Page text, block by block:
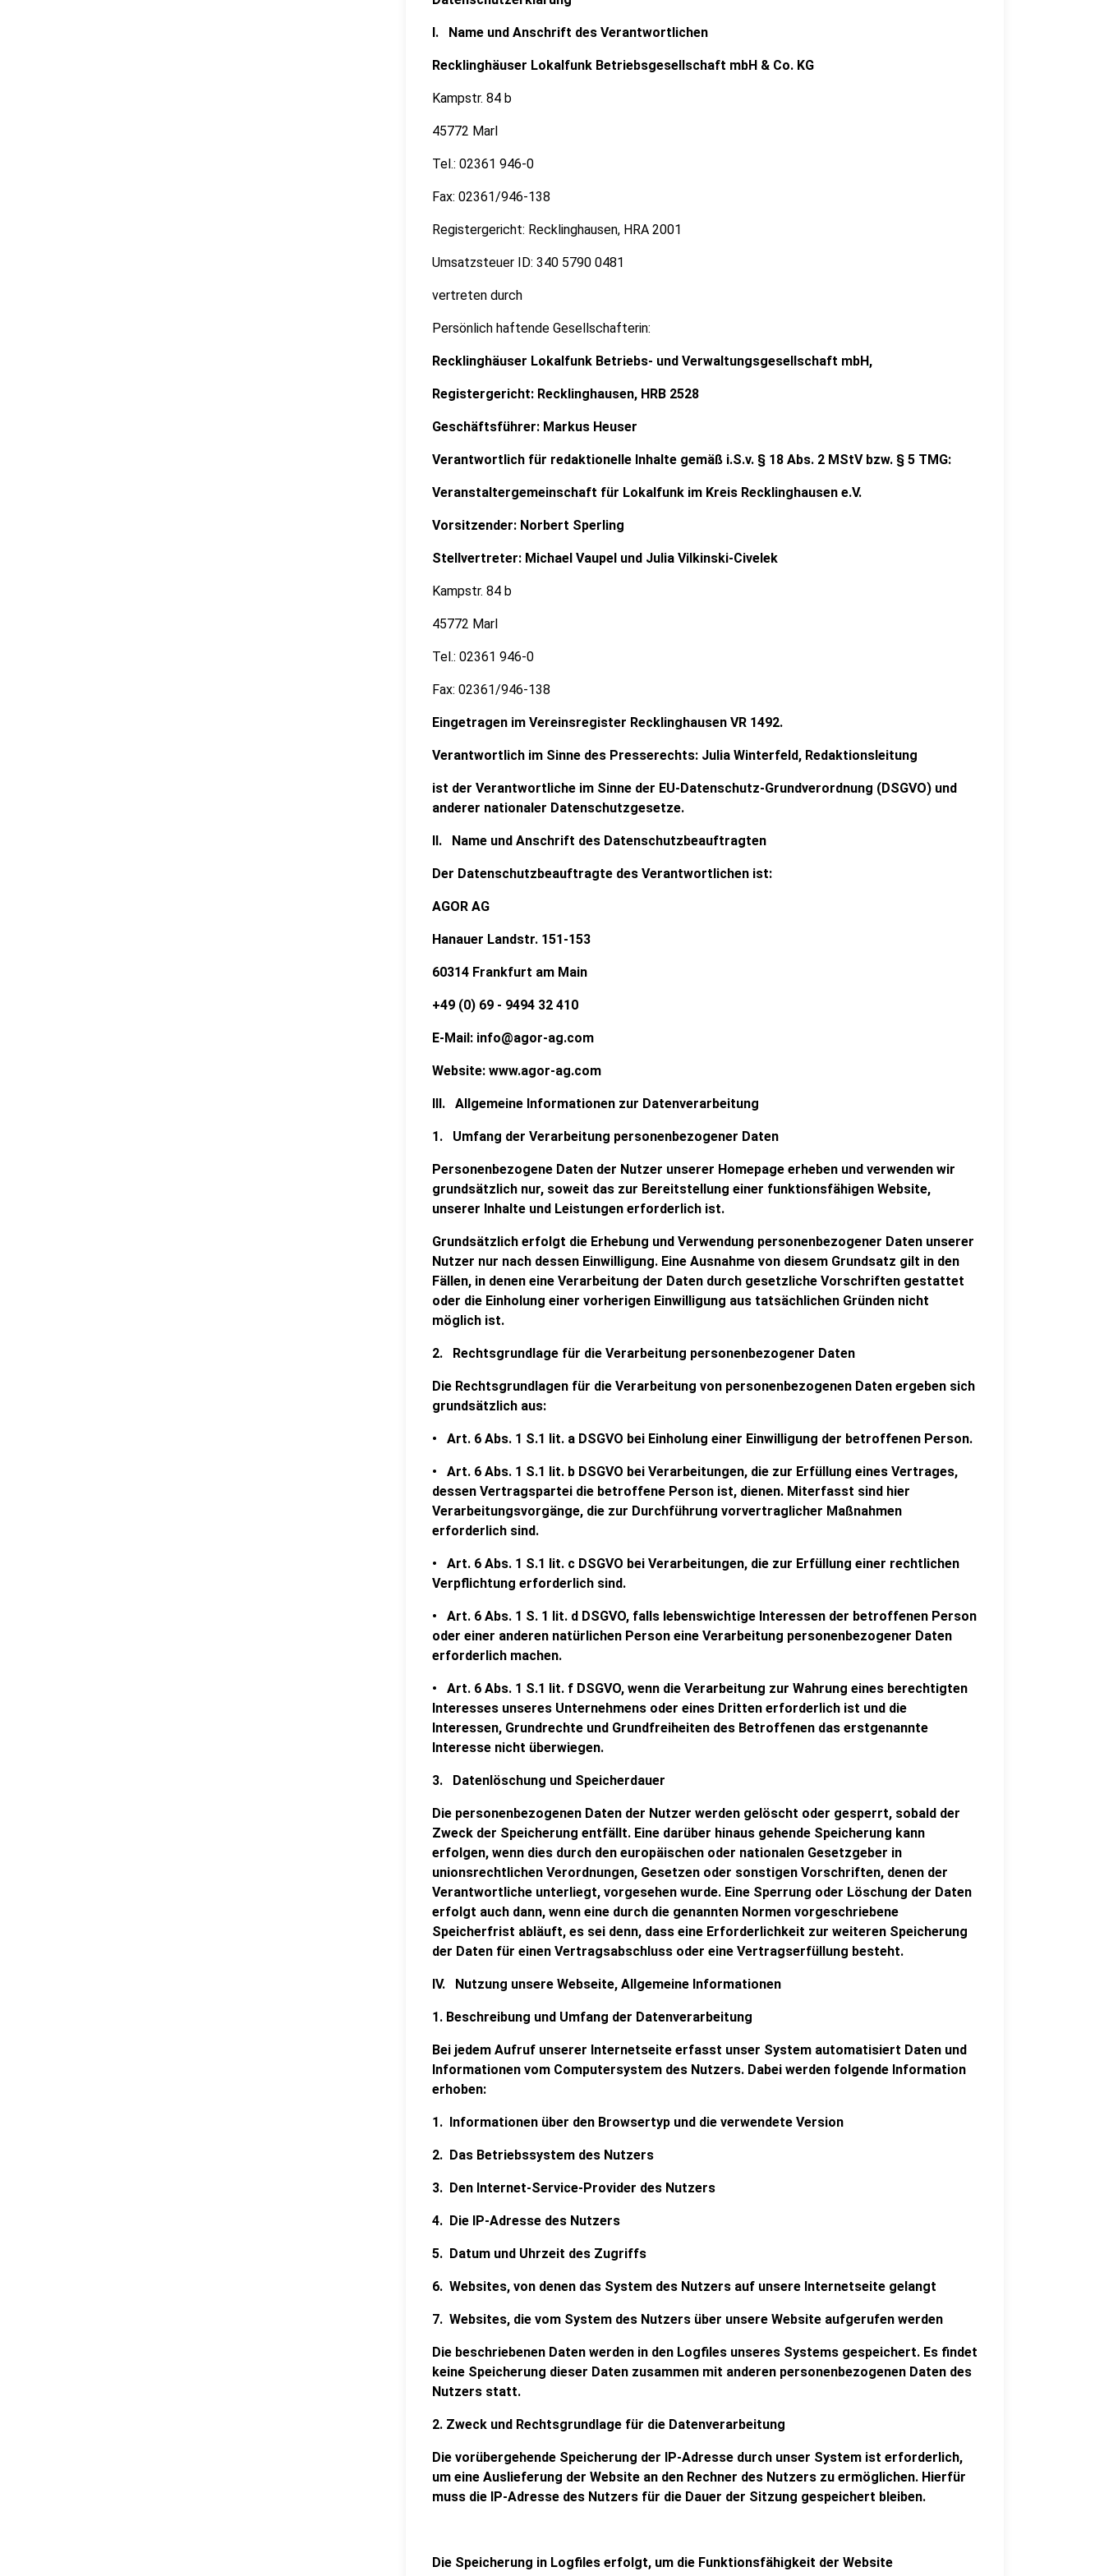
I. Name und Anschrift des Verantwortlichen
Recklinghäuser Lokalfunk Betriebsgesellschaft mbH & Co. KG
Kampstr. 84 b
45772 Marl
Tel.: 02361 946-0
Fax: 02361/946-138
Registergericht: Recklinghausen, HRA 2001
Umsatzsteuer ID: 340 5790 0481
vertreten durch
Persönlich haftende Gesellschafterin:
Recklinghäuser Lokalfunk Betriebs- und Verwaltungsgesellschaft mbH,
Registergericht: Recklinghausen, HRB 2528
Geschäftsführer: Markus Heuser
Verantwortlich für redaktionelle Inhalte gemäß i.S.v. § 18 Abs. 2 MStV bzw. § 5 TMG:
Veranstaltergemeinschaft für Lokalfunk im Kreis Recklinghausen e.V.
Vorsitzender: Norbert Sperling
Stellvertreter: Michael Vaupel und Julia Vilkinski-Civelek
Kampstr. 84 b
45772 Marl
Tel.: 02361 946-0
Fax: 02361/946-138
Eingetragen im Vereinsregister Recklinghausen VR 1492.
Verantwortlich im Sinne des Presserechts: Julia Winterfeld, Redaktionsleitung
ist der Verantwortliche im Sinne der EU-Datenschutz-Grundverordnung (DSGVO) und
anderer nationaler Datenschutzgesetze.
II. Name und Anschrift des Datenschutzbeauftragten
Der Datenschutzbeauftragte des Verantwortlichen ist:
AGOR AG
Hanauer Landstr. 151-153
60314 Frankfurt am Main
+49 (0) 69 - 9494 32 410
E-Mail: info@agor-ag.com
Website: www.agor-ag.com
III. Allgemeine Informationen zur Datenverarbeitung
1. Umfang der Verarbeitung personenbezogener Daten
Personenbezogene Daten der Nutzer unserer Homepage erheben und verwenden wir
grundsätzlich nur, soweit das zur Bereitstellung einer funktionsfähigen Website,
unserer Inhalte und Leistungen erforderlich ist.
Grundsätzlich erfolgt die Erhebung und Verwendung personenbezogener Daten unserer
Nutzer nur nach dessen Einwilligung. Eine Ausnahme von diesem Grundsatz gilt in den
Fällen, in denen eine Verarbeitung der Daten durch gesetzliche Vorschriften gestattet
oder die Einholung einer vorherigen Einwilligung aus tatsächlichen Gründen nicht
möglich ist.
2. Rechtsgrundlage für die Verarbeitung personenbezogener Daten
Die Rechtsgrundlagen für die Verarbeitung von personenbezogenen Daten ergeben sich
grundsätzlich aus:
• Art. 6 Abs. 1 S.1 lit. a DSGVO bei Einholung einer Einwilligung der betroffenen Person.
• Art. 6 Abs. 1 S.1 lit. b DSGVO bei Verarbeitungen, die zur Erfüllung eines Vertrages,
dessen Vertragspartei die betroffene Person ist, dienen. Miterfasst sind hier
Verarbeitungsvorgänge, die zur Durchführung vorvertraglicher Maßnahmen
erforderlich sind.
• Art. 6 Abs. 1 S.1 lit. c DSGVO bei Verarbeitungen, die zur Erfüllung einer rechtlichen
Verpflichtung erforderlich sind.
• Art. 6 Abs. 1 S. 1 lit. d DSGVO, falls lebenswichtige Interessen der betroffenen Person
oder einer anderen natürlichen Person eine Verarbeitung personenbezogener Daten
erforderlich machen.
• Art. 6 Abs. 1 S.1 lit. f DSGVO, wenn die Verarbeitung zur Wahrung eines berechtigten
Interesses unseres Unternehmens oder eines Dritten erforderlich ist und die
Interessen, Grundrechte und Grundfreiheiten des Betroffenen das erstgenannte
Interesse nicht überwiegen.
3. Datenlöschung und Speicherdauer
Die personenbezogenen Daten der Nutzer werden gelöscht oder gesperrt, sobald der
Zweck der Speicherung entfällt. Eine darüber hinaus gehende Speicherung kann
erfolgen, wenn dies durch den europäischen oder nationalen Gesetzgeber in
unionsrechtlichen Verordnungen, Gesetzen oder sonstigen Vorschriften, denen der
Verantwortliche unterliegt, vorgesehen wurde. Eine Sperrung oder Löschung der Daten
erfolgt auch dann, wenn eine durch die genannten Normen vorgeschriebene
Speicherfrist abläuft, es sei denn, dass eine Erforderlichkeit zur weiteren Speicherung
der Daten für einen Vertragsabschluss oder eine Vertragserfüllung besteht.
IV. Nutzung unsere Webseite, Allgemeine Informationen
1. Beschreibung und Umfang der Datenverarbeitung
Bei jedem Aufruf unserer Internetseite erfasst unser System automatisiert Daten und
Informationen vom Computersystem des Nutzers. Dabei werden folgende Information
erhoben:
1. Informationen über den Browsertyp und die verwendete Version
2. Das Betriebssystem des Nutzers
3. Den Internet-Service-Provider des Nutzers
4. Die IP-Adresse des Nutzers
5. Datum und Uhrzeit des Zugriffs
6. Websites, von denen das System des Nutzers auf unsere Internetseite gelangt
7. Websites, die vom System des Nutzers über unsere Website aufgerufen werden
Die beschriebenen Daten werden in den Logfiles unseres Systems gespeichert. Es findet
keine Speicherung dieser Daten zusammen mit anderen personenbezogenen Daten des
Nutzers statt.
2. Zweck und Rechtsgrundlage für die Datenverarbeitung
Die vorübergehende Speicherung der IP-Adresse durch unser System ist erforderlich,
um eine Auslieferung der Website an den Rechner des Nutzers zu ermöglichen. Hierfür
muss die IP-Adresse des Nutzers für die Dauer der Sitzung gespeichert bleiben.
Die Speicherung in Logfiles erfolgt, um die Funktionsfähigkeit der Website